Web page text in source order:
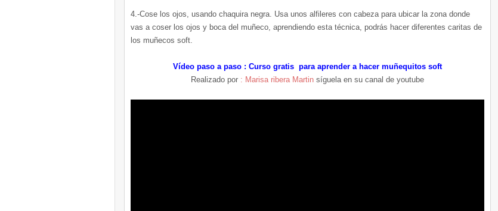
4.-Cose los ojos, usando chaquira negra. Usa unos alfileres con cabeza para ubicar la zona donde
vas a coser los ojos y boca del muñeco, aprendiendo esta técnica, podrás hacer diferentes caritas de
los muñecos soft.
Vídeo paso a paso : Curso gratis para aprender a hacer muñequitos soft
Realizado por : Marisa ribera Martin síguela en su canal de youtube